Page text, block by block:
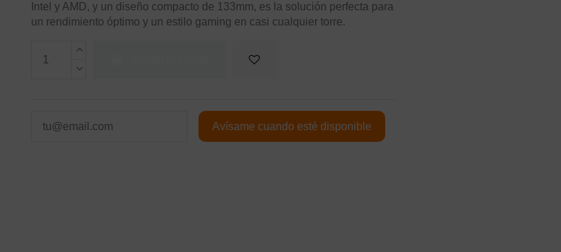
Intel y AMD, y un diseño compacto de 133mm, es la solución perfecta para
un rendimiento óptimo y un estilo gaming en casi cualquier torre.